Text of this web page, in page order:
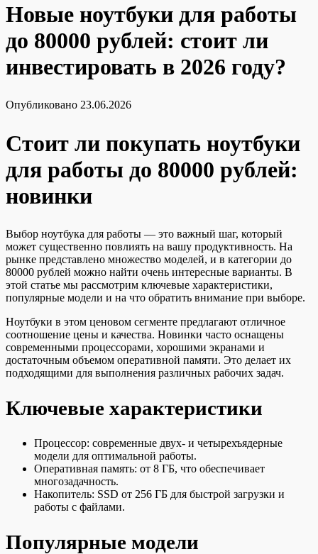
Новые ноутбуки для работы
до 80000 рублей: стоит ли
инвестировать в 2026 году?
Опубликовано 23.06.2026
Стоит ли покупать ноутбуки
для работы до 80000 рублей:
новинки
Выбор ноутбука для работы — это важный шаг, который
может существенно повлиять на вашу продуктивность. На
рынке представлено множество моделей, и в категории до
80000 рублей можно найти очень интересные варианты. В
этой статье мы рассмотрим ключевые характеристики,
популярные модели и на что обратить внимание при выборе.
Ноутбуки в этом ценовом сегменте предлагают отличное
соотношение цены и качества. Новинки часто оснащены
современными процессорами, хорошими экранами и
достаточным объемом оперативной памяти. Это делает их
подходящими для выполнения различных рабочих задач.
Ключевые характеристики
Процессор: современные двух- и четырехъядерные
модели для оптимальной работы.
Оперативная память: от 8 ГБ, что обеспечивает
многозадачность.
Накопитель: SSD от 256 ГБ для быстрой загрузки и
работы с файлами.
Популярные модели